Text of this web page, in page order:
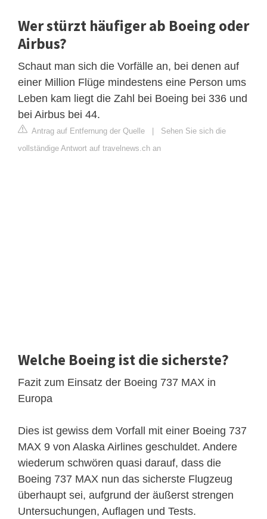
Wer stürzt häufiger ab Boeing oder
Airbus?
Schaut man sich die Vorfälle an, bei denen auf
einer Million Flüge mindestens eine Person ums
Leben kam liegt die Zahl bei Boeing bei 336 und
bei Airbus bei 44.
Antrag auf Entfernung der Quelle | Sehen Sie sich die
vollständige Antwort auf travelnews.ch an
Welche Boeing ist die sicherste?
Fazit zum Einsatz der Boeing 737 MAX in
Europa
Dies ist gewiss dem Vorfall mit einer Boeing 737
MAX 9 von Alaska Airlines geschuldet. Andere
wiederum schwören quasi darauf, dass die
Boeing 737 MAX nun das sicherste Flugzeug
überhaupt sei, aufgrund der äußerst strengen
Untersuchungen, Auflagen und Tests.